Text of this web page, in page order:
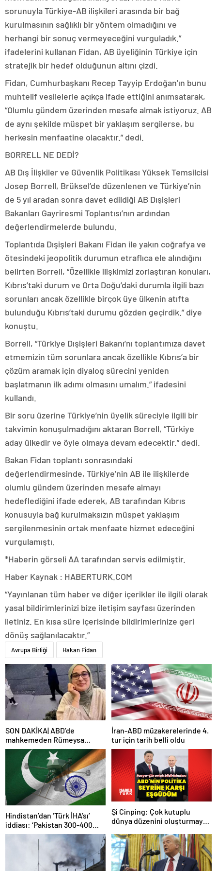
sorunuyla Türkiye-AB ilişkileri arasında bir bağ
kurulmasının sağlıklı bir yöntem olmadığını ve
herhangi bir sonuç vermeyeceğini vurguladık.”
ifadelerini kullanan Fidan, AB üyeliğinin Türkiye için
stratejik bir hedef olduğunun altını çizdi.
Fidan, Cumhurbaşkanı Recep Tayyip Erdoğan’ın bunu
muhtelif vesilelerle açıkça ifade ettiğini anımsatarak,
“Olumlu gündem üzerinden mesafe almak istiyoruz. AB
de aynı şekilde müspet bir yaklaşım sergilerse, bu
herkesin menfaatine olacaktır.” dedi.
BORRELL NE DEDİ?
AB Dış İlişkiler ve Güvenlik Politikası Yüksek Temsilcisi
Josep Borrell, Brüksel’de düzenlenen ve Türkiye’nin
de 5 yıl aradan sonra davet edildiği AB Dışişleri
Bakanları Gayriresmi Toplantısı’nın ardından
değerlendirmelerde bulundu.
Toplantıda Dışişleri Bakanı Fidan ile yakın coğrafya ve
ötesindeki jeopolitik durumun etraflıca ele alındığını
belirten Borrell, “Özellikle ilişkimizi zorlaştıran konuları,
Kıbrıs’taki durum ve Orta Doğu’daki durumla ilgili bazı
sorunları ancak özellikle birçok üye ülkenin atıfta
bulunduğu Kıbrıs’taki durumu gözden geçirdik.” diye
konuştu.
Borrell, “Türkiye Dışişleri Bakanı’nı toplantımıza davet
etmemizin tüm sorunlara ancak özellikle Kıbrıs’a bir
çözüm aramak için diyalog sürecini yeniden
başlatmanın ilk adımı olmasını umalım.” ifadesini
kullandı.
Bir soru üzerine Türkiye’nin üyelik süreciyle ilgili bir
takvimin konuşulmadığını aktaran Borrell, “Türkiye
aday ülkedir ve öyle olmaya devam edecektir.” dedi.
Bakan Fidan toplantı sonrasındaki
değerlendirmesinde, Türkiye’nin AB ile ilişkilerde
olumlu gündem üzerinden mesafe almayı
hedeflediğini ifade ederek, AB tarafından Kıbrıs
konusuyla bağ kurulmaksızın müspet yaklaşım
sergilenmesinin ortak menfaate hizmet edeceğini
vurgulamıştı.
*Haberin görseli AA tarafından servis edilmiştir.
Haber Kaynak : HABERTURK.COM
“Yayınlanan tüm haber ve diğer içerikler ile ilgili olarak
yasal bildirimlerinizi bize iletişim sayfası üzerinden
iletiniz. En kısa süre içerisinde bildirimlerinize geri
dönüş sağlanılacaktır.”
Avrupa Birliği Hakan Fidan
SON DAKİKA| ABD’de
mahkemeden Rümeysa
Öztürk kararı: Serbest
bırakıldı!
İran-ABD müzakerelerinde 4.
tur için tarih belli oldu
Hindistan’dan ‘Türk İHA’sı’
iddiası: ‘Pakistan 300-400
tanesi ile 36 noktaya sızdı’
Şi Cinping: Çok kutuplu
dünya düzenini oluşturmaya